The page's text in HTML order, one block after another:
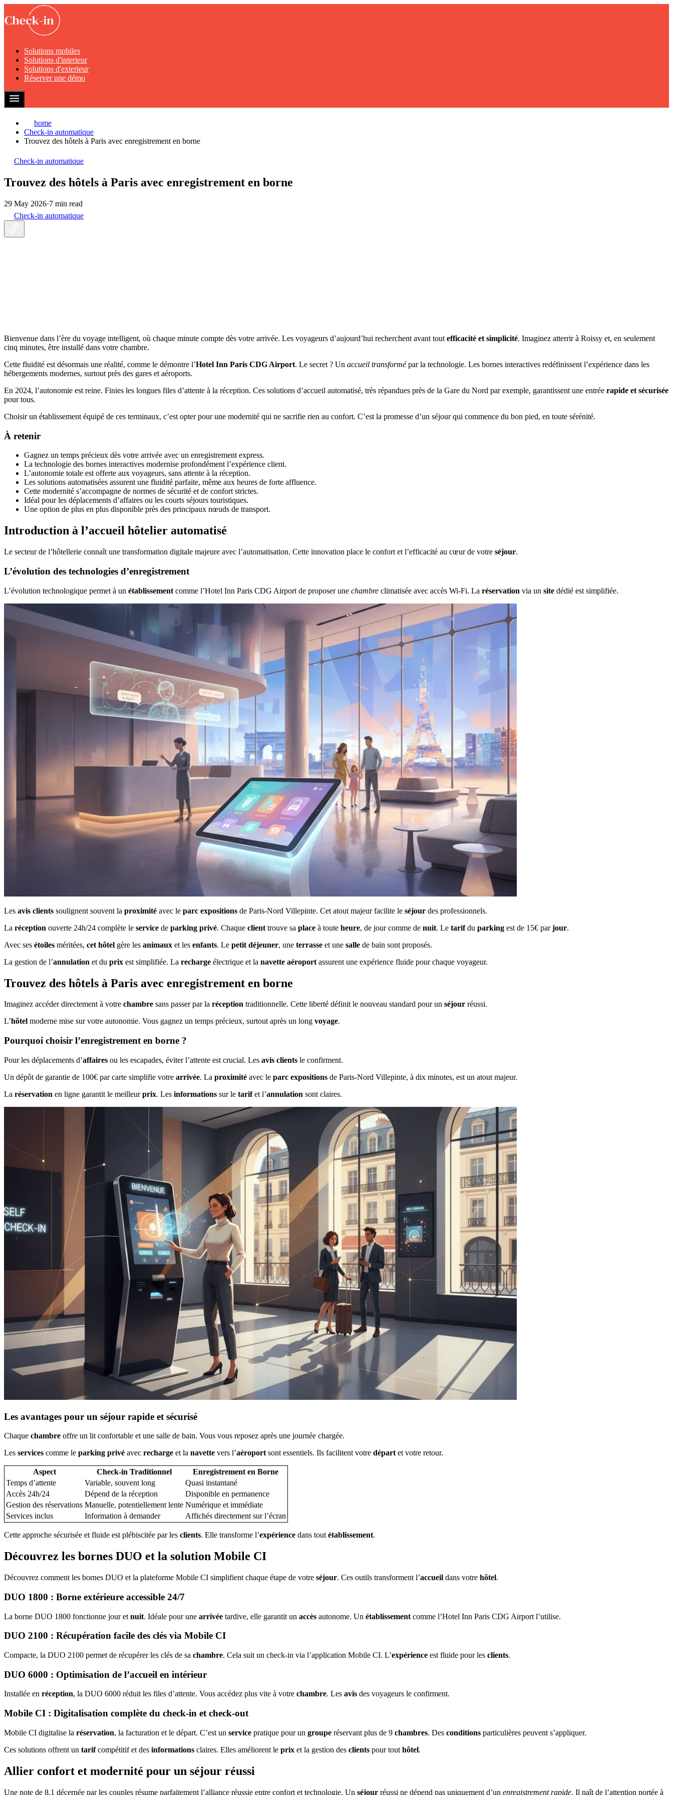
Solutions mobiles
Solutions d'interieur
Solutions d'exterieur
Réserver une démo
home
Check-in automatique
Trouvez des hôtels à Paris avec enregistrement en borne
Check-in automatique
Trouvez des hôtels à Paris avec enregistrement en borne
29 May 2026·7 min read
Check-in automatique
Bienvenue dans l’ère du voyage intelligent, où chaque minute compte dès votre arrivée. Les voyageurs d’aujourd’hui recherchent avant tout efficacité et simplicité. Imaginez atterrir à Roissy et, en seulement
cinq minutes, être installé dans votre chambre.
Cette fluidité est désormais une réalité, comme le démontre l’Hotel Inn Paris CDG Airport. Le secret ? Un accueil transformépar la technologie. Les bornes interactives redéfinissent l’expérience dans les
hébergements modernes, surtout près des gares et aéroports.
En 2024, l’autonomie est reine. Finies les longues files d’attente à la réception. Ces solutions d’accueil automatisé, très répandues près de la Gare du Nord par exemple, garantissent une entrée rapide et sécurisée
pour tous.
Choisir un établissement équipé de ces terminaux, c’est opter pour une modernité qui ne sacrifie rien au confort. C’est la promesse d’un séjour qui commence du bon pied, en toute sérénité.
À retenir
Gagnez un temps précieux dès votre arrivée avec un enregistrement express.
La technologie des bornes interactives modernise profondément l’expérience client.
L’autonomie totale est offerte aux voyageurs, sans attente à la réception.
Les solutions automatisées assurent une fluidité parfaite, même aux heures de forte affluence.
Cette modernité s’accompagne de normes de sécurité et de confort strictes.
Idéal pour les déplacements d’affaires ou les courts séjours touristiques.
Une option de plus en plus disponible près des principaux nœuds de transport.
Introduction à l’accueil hôtelier automatisé
Le secteur de l’hôtellerie connaît une transformation digitale majeure avec l’automatisation. Cette innovation place le confort et l’efficacité au cœur de votre séjour.
L’évolution des technologies d’enregistrement
L’évolution technologique permet à un établissement comme l’Hotel Inn Paris CDG Airport de proposer une chambre climatisée avec accès Wi-Fi. La réservation via un site dédié est simplifiée.
Les avis clients soulignent souvent la proximité avec le parc expositions de Paris-Nord Villepinte. Cet atout majeur facilite le séjour des professionnels.
La réception ouverte 24h/24 complète le service de parking privé. Chaque client trouve sa place à toute heure, de jour comme de nuit. Le tarifdu parking est de 15€ parjour.
Avec ses étoiles méritées, cet hôtel gère les animaux et les enfants. Le petit déjeuner, une terrasse et une salle de bain sont proposés.
La gestion de l’annulation et du prix est simplifiée. La recharge électrique et la navette aéroport assurent une expérience fluide pour chaque voyageur.
Trouvez des hôtels à Paris avec enregistrement en borne
Imaginez accéder directement à votre chambre sans passer par la réception traditionnelle. Cette liberté définit le nouveau standard pour un séjour réussi.
L’hôtel moderne mise sur votre autonomie. Vous gagnez un temps précieux, surtout après un long voyage.
Pourquoi choisir l’enregistrement en borne ?
Pour les déplacements d’affaires ou les escapades, éviter l’attente est crucial. Les avis clients le confirment.
Un dépôt de garantie de 100€ par carte simplifie votre arrivée. La proximité avec le parc expositions de Paris-Nord Villepinte, à dix minutes, est un atout majeur.
La réservation en ligne garantit le meilleurprix. Les informations sur le tarifet l’annulation sont claires.
Les avantages pour un séjour rapide et sécurisé
Chaque chambre offre un lit confortable et une salle de bain. Vous vous reposez après une journée chargée.
Les services comme le parking privé avec recharge et la navette vers l’aéroport sont essentiels. Ils facilitent votre départ et votre retour.
Aspect Check-in Traditionnel
Enregistrement en Borne
Temps d’attente
Variable, souvent long
Quasi instantané
Accès 24h/24
Dépend de la réception
Disponible en permanence
Gestion des réservations Manuelle, potentiellement lente Numérique et immédiate
Services inclus
Information à demander Affichés directement sur l’écran
Cette approche sécurisée et fluide est plébiscitée par les clients. Elle transforme l’expérience dans tout établissement.
Découvrez les bornes DUO et la solution Mobile CI
Découvrez comment les bornes DUO et la plateforme Mobile CI simplifient chaque étape de votre séjour. Ces outils transforment l’accueil dans votre hôtel.
DUO 1800 : Borne extérieure accessible 24/7
La borne DUO 1800 fonctionne jour et nuit. Idéale pour une arrivée tardive, elle garantit un accès autonome. Un établissement comme l’Hotel Inn Paris CDG Airport l’utilise.
DUO 2100 : Récupération facile des clés via Mobile CI
Compacte, la DUO 2100 permet de récupérer les clés de sa chambre. Cela suit un check-in via l’application Mobile CI. L’expérience est fluide pour les clients.
DUO 6000 : Optimisation de l’accueil en intérieur
Installée en réception, la DUO 6000 réduit les files d’attente. Vous accédez plus vite à votre chambre. Les avis des voyageurs le confirment.
Mobile CI : Digitalisation complète du check-in et check-out
Mobile CI digitalise la réservation, la facturation et le départ. C’est un service pratique pour un groupe réservant plus de 9 chambres. Des conditions particulières peuvent s’appliquer.
Ces solutions offrent un tarifcompétitif et des informations claires. Elles améliorent le prix et la gestion des clients pour tout hôtel.
Allier confort et modernité pour un séjour réussi
Une note de 8,1 décernée par les couples résume parfaitement l’alliance réussie entre confort et technologie. Un séjour réussi ne dépend pas uniquement d’un enregistrement rapide. Il naît de l’attention portée à